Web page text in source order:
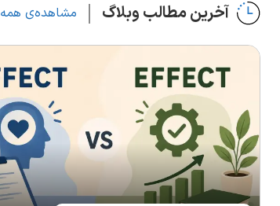
آخرین مطالب وبلاگ مشاهده‌ی همه